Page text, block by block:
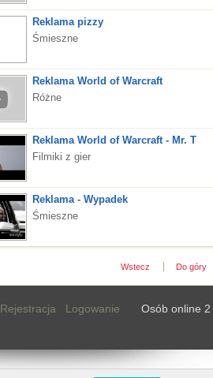
Reklama pizzy
Śmieszne
Reklama World of Warcraft
Różne
Reklama World of Warcraft - Mr. T
Filmiki z gier
Reklama - Wypadek
Śmieszne
Wstecz Do góry
Rejestracja Logowanie Osób online 2